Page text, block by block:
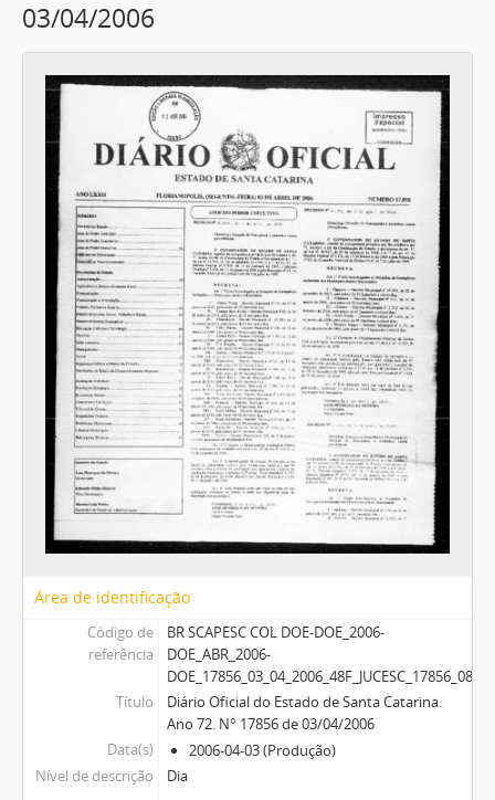
03/04/2006
Área de identificação
Código de
referência
BR SCAPESC COL DOE-DOE_2006-
DOE_ABR_2006-
DOE_17856_03_04_2006_48F_JUCESC_17856_08F
Título
Diário Oficial do Estado de Santa Catarina.
Ano 72. N° 17856 de 03/04/2006
Data(s)
2006-04-03 (Produção)
Nível de descrição
Dia